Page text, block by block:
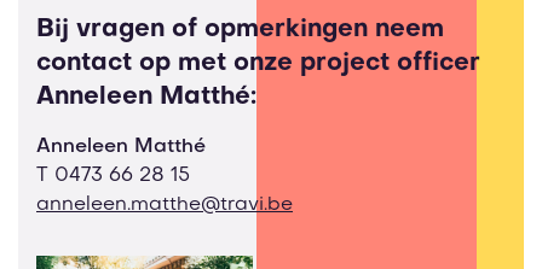
Bij vragen of opmerkingen neem
contact op met onze project officer
Anneleen Matthé:
Anneleen Matthé
0473 66 28 15
anneleen.matthe@travi.be